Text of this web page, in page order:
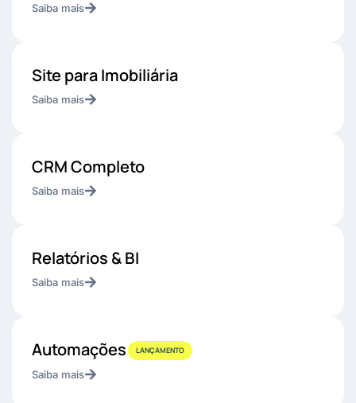
Saiba mais
Site para Imobiliária
Saiba mais
CRM Completo
Saiba mais
Relatórios & BI
Saiba mais
Automações LANÇAMENTO
Saiba mais